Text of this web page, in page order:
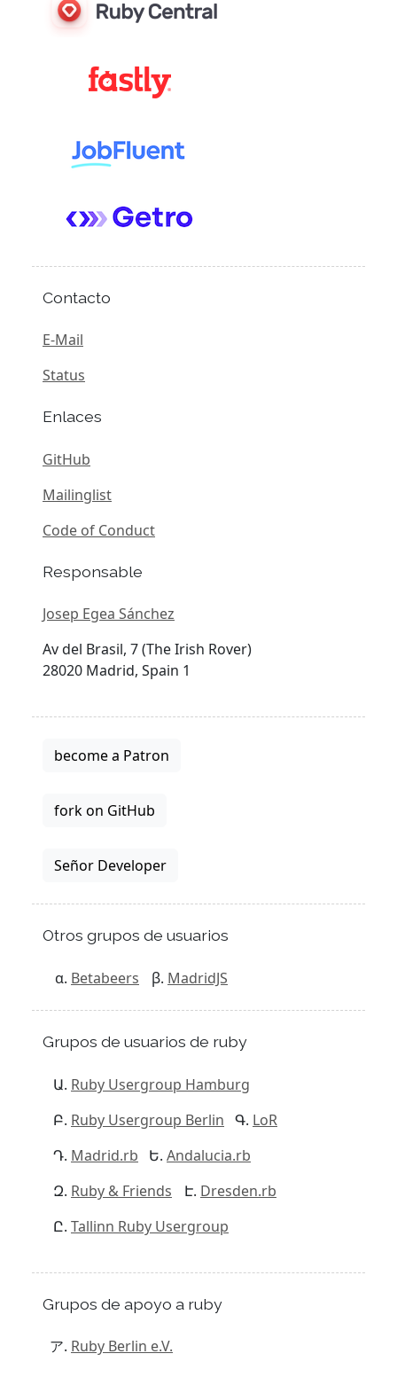
Contacto
E-Mail
Status
Enlaces
GitHub
Mailinglist
Code of Conduct
Responsable
Josep Egea Sánchez
Av del Brasil, 7 (The Irish Rover)
28020 Madrid, Spain 1
become a Patron
fork on GitHub
Señor Developer
Otros grupos de usuarios
Betabeers MadridJS
Grupos de usuarios de ruby
Ruby Usergroup Hamburg
Ruby Usergroup Berlin
LoR
Madrid.rb
Andalucia.rb
Ruby & Friends
Dresden.rb
Tallinn Ruby Usergroup
Grupos de apoyo a ruby
Ruby Berlin e.V.